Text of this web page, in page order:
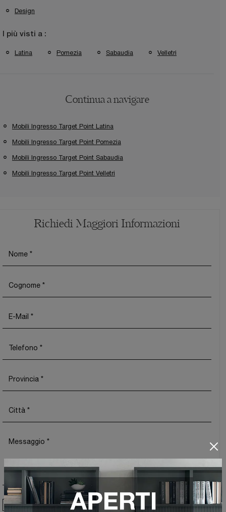
Design
I più visti a :
Latina Pomezia Sabaudia Velletri
Continua a navigare
Mobili Ingresso Target Point Latina
Mobili Ingresso Target Point Pomezia
Mobili Ingresso Target Point Sabaudia
Mobili Ingresso Target Point Velletri
Richiedi Maggiori Informazioni
Ho preso visione dellaPrivacy Policy